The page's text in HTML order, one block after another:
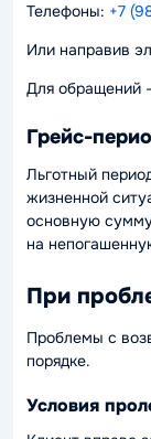
Телефоны: +7
Или направив
Для обращений
Грейс-
Льготный
жизненной
основную
на
При
Проблемы с
порядке.
Условия